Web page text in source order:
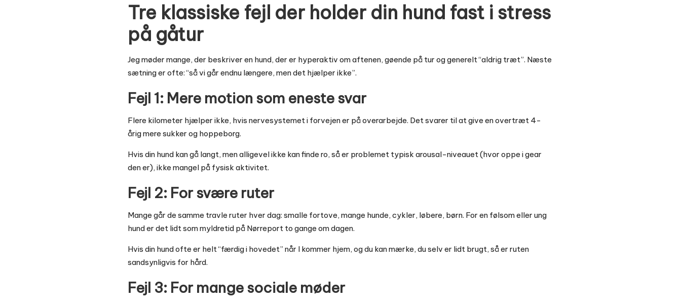
Tre klassiske fejl der holder din hund fast i stress
på gåtur
Jeg møder mange, der beskriver en hund, der er hyperaktiv om aftenen, gøende på tur og generelt “aldrig træt”. Næste
sætning er ofte: “så vi går endnu længere, men det hjælper ikke”.
Fejl 1: Mere motion som eneste svar
Flere kilometer hjælper ikke, hvis nervesystemet i forvejen er på overarbejde. Det svarer til at give en overtræt 4-
årig mere sukker og hoppeborg.
Hvis din hund kan gå langt, men alligevel ikke kan finde ro, så er problemet typisk arousal-niveauet (hvor oppe i gear
den er), ikke mangel på fysisk aktivitet.
Fejl 2: For svære ruter
Mange går de samme travle ruter hver dag: smalle fortove, mange hunde, cykler, løbere, børn. For en følsom eller ung
hund er det lidt som myldretid på Nørreport to gange om dagen.
Hvis din hund ofte er helt “færdig i hovedet” når I kommer hjem, og du kan mærke, du selv er lidt brugt, så er ruten
sandsynligvis for hård.
Fejl 3: For mange sociale møder